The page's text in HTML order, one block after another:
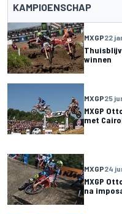
KAMPIOENSCHAP
MXGP22
winnen
MXGP25
MXGP
met
MXGP24
MXGP
na